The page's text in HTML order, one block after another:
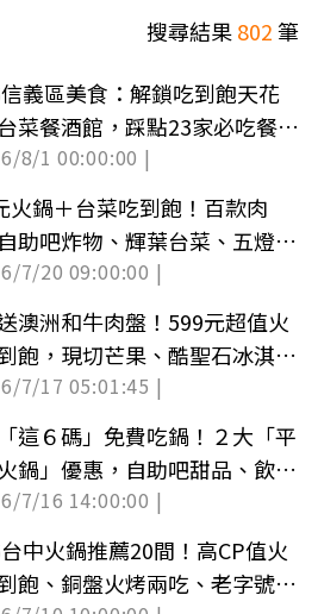
搜尋結果802筆
義區美食：解鎖吃到飽天花
菜餐酒館，踩點23家必吃餐
8/1 00:00:00 |
火鍋＋台菜吃到飽！百款肉
助吧炸物、輝葉台菜、五燈獎
7/20 09:00:00 |
澳洲和牛肉盤！599元超值火
飽，現切芒果、酷聖石冰淇淋
（中獎公布）
7/17 05:01:45 |
這６碼」免費吃鍋！２大「平
鍋」優惠，自助吧甜品、飲料
7/16 14:00:00 |
中火鍋推薦20間！高CP值火
飽、銅盤火烤兩吃、老字號石